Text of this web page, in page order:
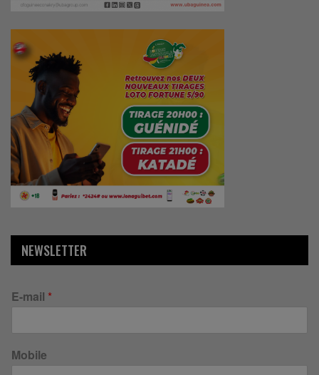
NEWSLETTER
E-mail *
Mobile